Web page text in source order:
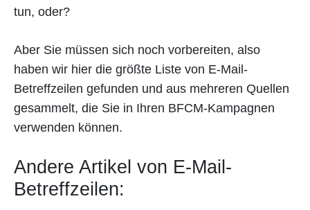
tun, oder?
Aber Sie müssen sich noch vorbereiten, also
haben wir hier die größte Liste von E-Mail-
Betreffzeilen gefunden und aus mehreren Quellen
gesammelt, die Sie in Ihren BFCM-Kampagnen
verwenden können.
Andere Artikel von E-Mail-
Betreffzeilen: